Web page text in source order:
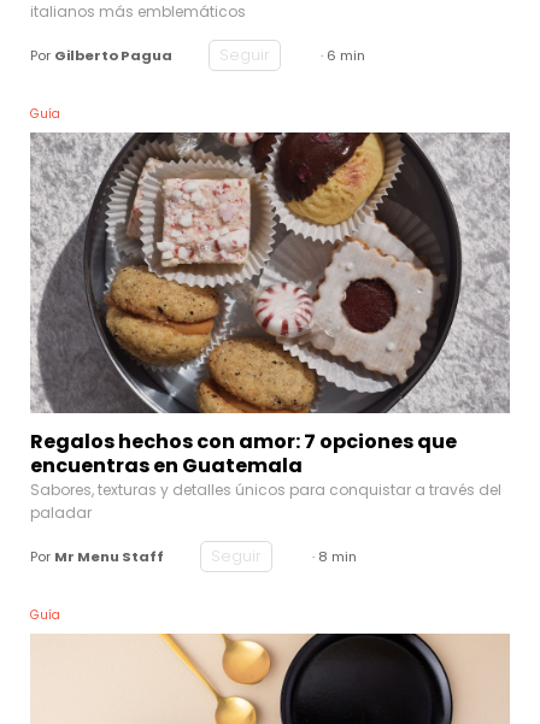
italianos más emblemáticos
Por Gilberto Pagua Seguir · 6 min
Guía
Regalos hechos con amor: 7 opciones que
encuentras en Guatemala
Sabores, texturas y detalles únicos para conquistar a través del
paladar
Por Mr Menu Staff Seguir · 8 min
Guía